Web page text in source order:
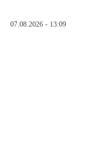
07.08.2026 - 13:09